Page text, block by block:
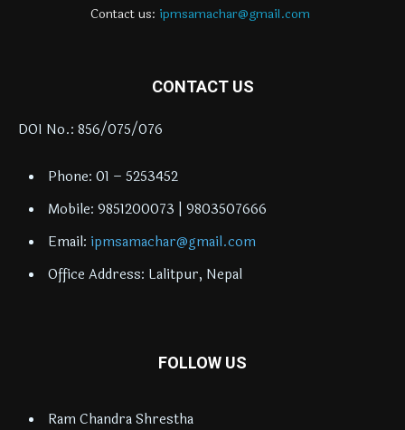
Contact us: ipmsamachar@gmail.com
CONTACT US
DOI No.: 856/075/076
Phone: 01 – 5253452
Mobile: 9851200073 | 9803507666
Email: ipmsamachar@gmail.com
Office Address: Lalitpur, Nepal
FOLLOW US
Ram Chandra Shrestha